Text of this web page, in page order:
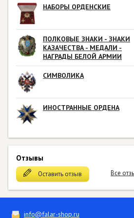
НАБОРЫ ОРДЕНСКИЕ
ПОЛКОВЫЕ ЗНАКИ - ЗНАКИ
КАЗАЧЕСТВА - МЕДАЛИ -
НАГРАДЫ БЕЛОЙ АРМИИ
СИМВОЛИКА
ИНОСТРАННЫЕ ОРДЕНА
Отзывы
Оставить отзыв Все
info@falar-shop.ru